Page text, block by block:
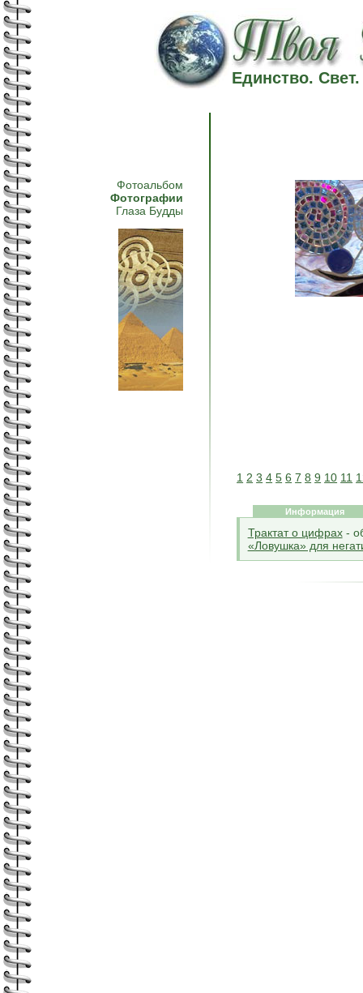
Единство.
Фотоальбом
Фотографии
Глаза Будды
1 2 3 4 5 6 7 8 9 10 11
Информация
Трактат о цифрах-
«Ловушка» для